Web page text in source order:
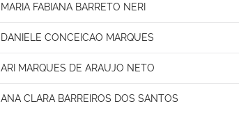
MARIA FABIANA BARRETO NERI
DANIELE CONCEICAO MARQUES
ARI MARQUES DE ARAUJO NETO
ANA CLARA BARREIROS DOS SANTOS